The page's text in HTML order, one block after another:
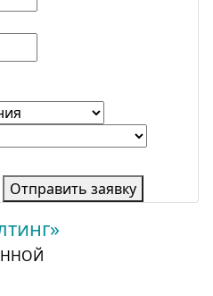
Отправить заявку